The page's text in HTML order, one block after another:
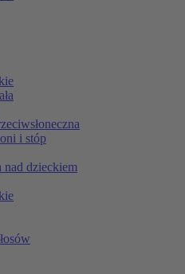
i stóp
nad dzieckiem